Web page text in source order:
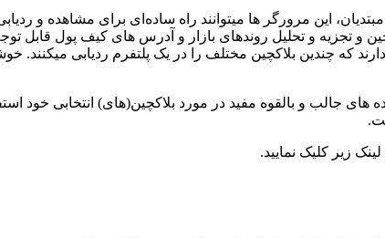
این مرورگر ها میتوانند راه ساده‌ای برای مشاهده و
و تجزیه و تحلیل روندهای بازار و آدرس های کیف پول قابل
که چندین بلاکچین مختلف را در یک پلتفرم ردیابی میکنند.
های جالب و بالقوه مفید در مورد بلاکچین(های) انتخابی خود
زیر کلیک نمایید.